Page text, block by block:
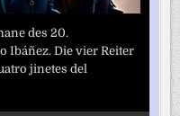
des 20.
Ibáñez. Die vier Reiter
jinetes del